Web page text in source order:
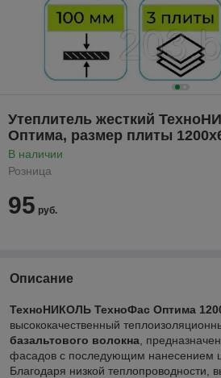
Утеплитель жесткий
Оптима, размер плиты
В наличии
Розница
95 руб.
Описание
ТехноНИКОЛЬ ТехноФас Оптима
высококачественный
базальтового волокна ,
фасадов с последующим нанесением
Благодаря низкой теплопроводности,